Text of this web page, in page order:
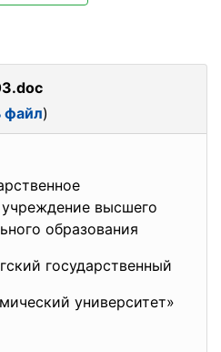
файл)
высшего
образования
государственный
университет»